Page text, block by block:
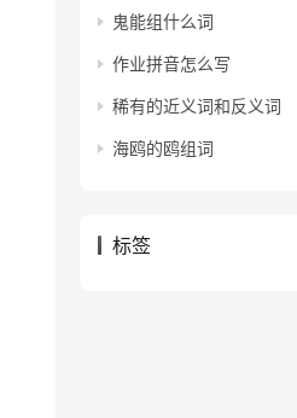
鬼能组什么词
作业拼音怎么写
稀有的近义词和反义词
海鸥的鸥组词
标签